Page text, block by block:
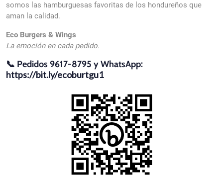
somos las hamburguesas favoritas de los hondureños que
aman la calidad.
Eco Burgers & Wings
La emoción en cada pedido.
📞 Pedidos 9617-8795 y WhatsApp:
https://bit.ly/ecoburtgu1